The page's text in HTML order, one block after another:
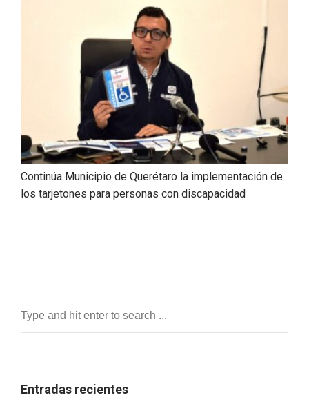
Continúa Municipio de Querétaro la implementación de
los tarjetones para personas con discapacidad
Entradas recientes